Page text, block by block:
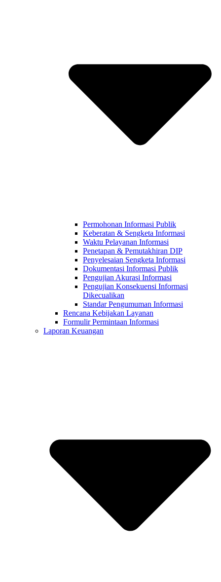
Permohonan Informasi Publik
Keberatan & Sengketa Informasi
Waktu Pelayanan Informasi
Penetapan & Pemutakhiran DIP
Penyelesaian Sengketa Informasi
Dokumentasi Informasi Publik
Pengujian Akurasi Informasi
Pengujian Konsekuensi Informasi
Dikecualikan
Standar Pengumuman Informasi
Rencana Kebijakan Layanan
Formulir Permintaan Informasi
Laporan Keuangan